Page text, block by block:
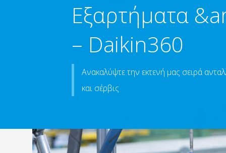
Εξαρτήματα
– Daikin360​
Ανακαλύψτε την εκτενή μας σειρά
και σέρβις